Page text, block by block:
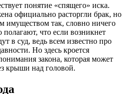
понятие «спящего» иска.
официально расторгли брак, но
имуществом так, словно ничего
что если возникнет
в суд, ведь всем известно про
Но здесь кроется
закона, которая может
крыши над головой.